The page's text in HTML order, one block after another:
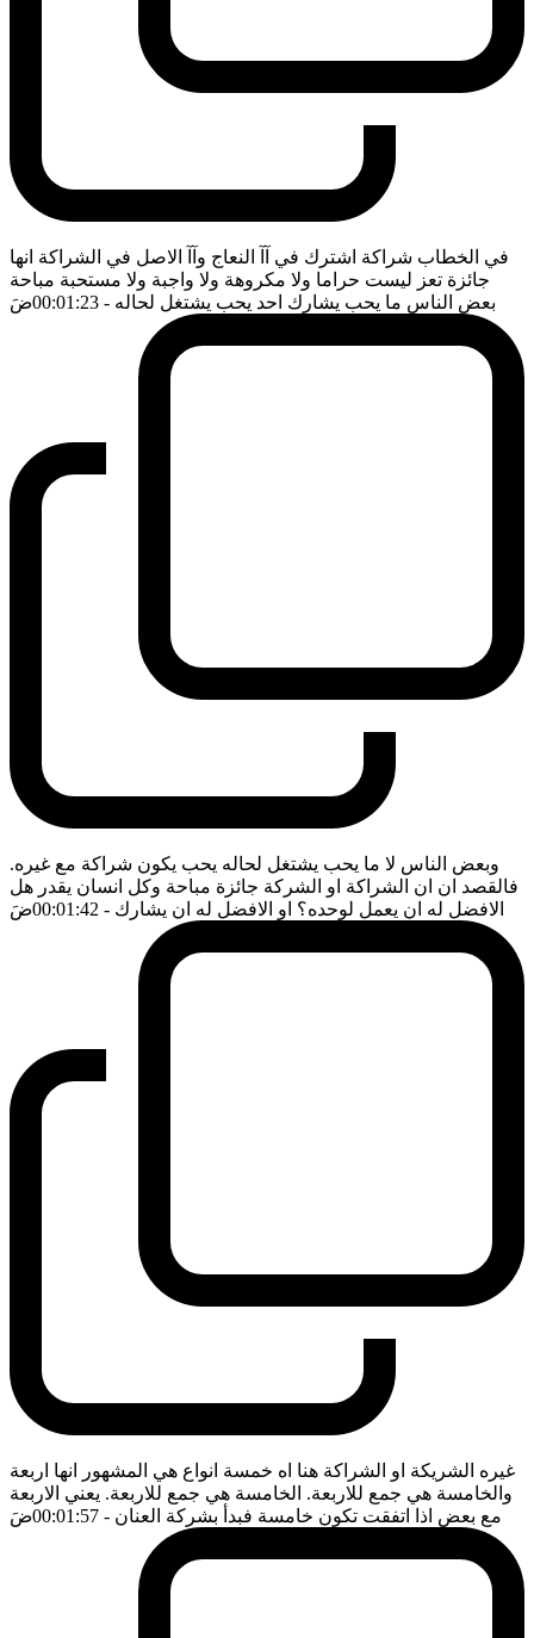
في الخطاب شراكة اشترك في آآ النعاج وآآ الاصل في الشراكة انها
جائزة تعز ليست حراما ولا مكروهة ولا واجبة ولا مستحبة مباحة
بعض الناس ما يحب يشارك احد يحب يشتغل لحاله - 00:01:23 ضَ
وبعض الناس لا ما يحب يشتغل لحاله يحب يكون شراكة مع غيره.
فالقصد ان ان الشراكة او الشركة جائزة مباحة وكل انسان يقدر هل
الافضل له ان يعمل لوحده؟ او الافضل له ان يشارك - 00:01:42 ضَ
غيره الشريكة او الشراكة هنا اه خمسة انواع هي المشهور انها اربعة
والخامسة هي جمع للاربعة. الخامسة هي جمع للاربعة. يعني الاربعة
مع بعض اذا اتفقت تكون خامسة فبدأ بشركة العنان - 00:01:57 ضَ